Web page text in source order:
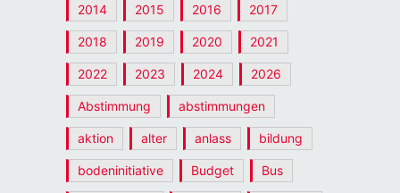
2014 2015 2016 2017
2018 2019 2020 2021
2022 2023 2024 2026
Abstimmung abstimmungen
aktion alter anlass bildung
bodeninitiative Budget Bus